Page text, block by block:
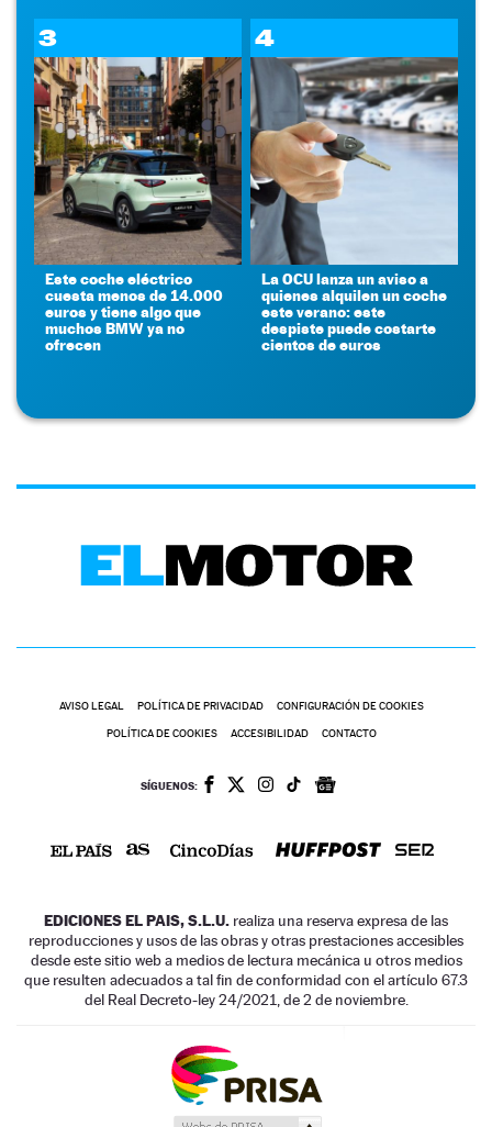
3
Este coche eléctrico
cuesta menos de 14.000
euros y tiene algo que
muchos BMW ya no
ofrecen
4
La OCU lanza un aviso a
quienes alquilen un coche
este verano: este
despiste puede costarte
cientos de euros
AVISO LEGAL POLÍTICA DE PRIVACIDAD CONFIGURACIÓN DE COOKIES
POLÍTICA DE COOKIES ACCESIBILIDAD CONTACTO
SÍGUENOS:
EDICIONES EL PAIS, S.L.U. realiza una reserva expresa de las
reproducciones y usos de las obras y otras prestaciones accesibles
desde este sitio web a medios de lectura mecánica u otros medios
que resulten adecuados a tal fin de conformidad con el artículo 67.3
del Real Decreto-ley 24/2021, de 2 de noviembre.